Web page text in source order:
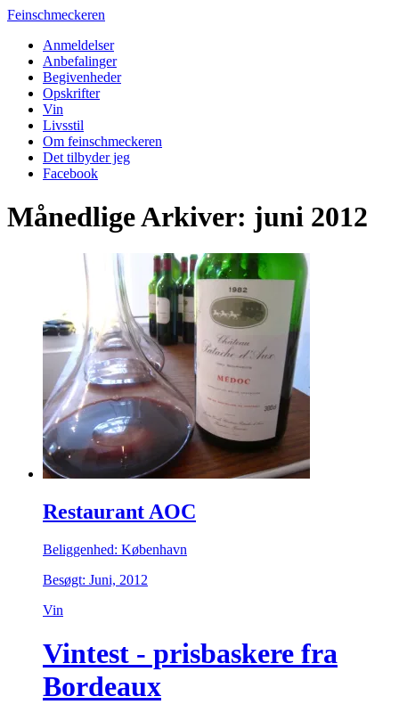
Feinschmeckeren
Anmeldelser
Anbefalinger
Begivenheder
Opskrifter
Vin
Livsstil
Om feinschmeckeren
Det tilbyder jeg
Facebook
Månedlige Arkiver: juni 2012
Restaurant AOC
Beliggenhed: København
Besøgt: Juni, 2012
Vin
Vintest - prisbaskere fra
Bordeaux